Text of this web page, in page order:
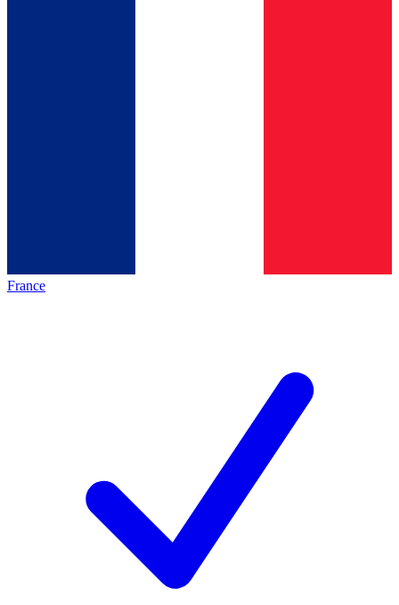
France